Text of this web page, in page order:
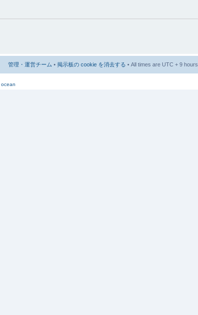
管理・運営チーム • 掲示板の cookie を消去する • All times are UTC + 9 hours
ocean